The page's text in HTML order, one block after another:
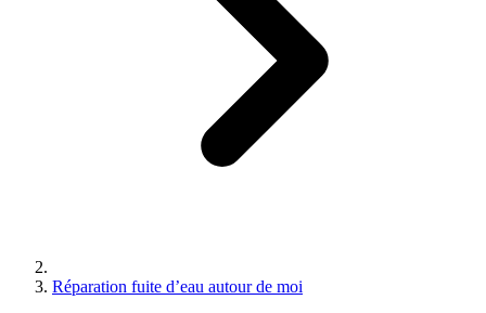
Réparation fuite d’eau autour de moi